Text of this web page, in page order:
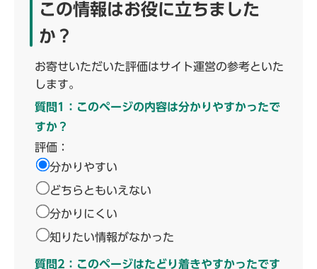
この情報はお役に立ちました
か？
お寄せいただいた評価はサイト運営の参考といた
します。
質問1：このページの内容は分かりやすかったで
すか？
評価：
分かりやすい
どちらともいえない
分かりにくい
知りたい情報がなかった
質問2：このページはたどり着きやすかったです